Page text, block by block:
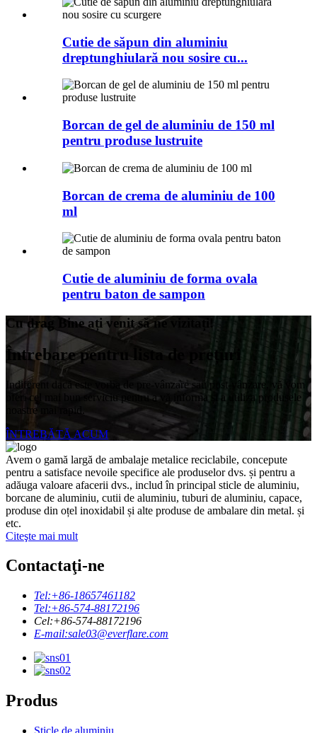
Cutie de săpun din aluminiu
dreptunghiulară nou sosire cu...
Borcan de gel de aluminiu de 150 ml
pentru produse lustruite
Borcan de crema de aluminiu de 100
ml
Cutie de aluminiu de forma ovala
pentru baton de sampon
Cu drag Bine ați venit să ne vizitați!
Întrebare pentru lista de prețuri
Indiferent dacă este vorba de pre-vânzare sau post-vânzare, vă vom
oferi cel mai bun serviciu pentru a vă informa și a utiliza produsele
noastre mai rapid.
ÎNTREBĂTĂ ACUM
Avem o gamă largă de ambalaje metalice reciclabile, concepute
pentru a satisface nevoile specifice ale produselor dvs. și pentru a
adăuga valoare afacerii dvs., includ în principal sticle de aluminiu,
borcane de aluminiu, cutii de aluminiu, tuburi de aluminiu, capace,
produse din oțel inoxidabil și alte produse de ambalare din metal. și
etc.
Citeşte mai mult
Contactaţi-ne
Tel:+86-18657461182
Tel:+86-574-88172196
Cel:+86-574-88172196
E-mail:sale03@everflare.com
Produs